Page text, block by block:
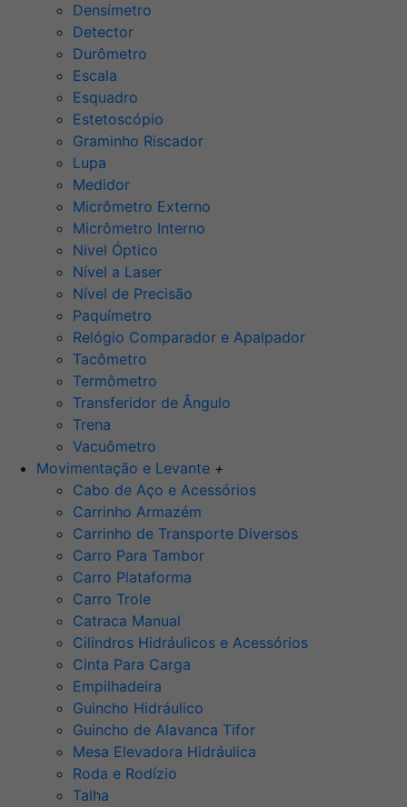
Densímetro
Detector
Durômetro
Escala
Esquadro
Estetoscópio
Graminho Riscador
Lupa
Medidor
Micrômetro Externo
Micrômetro Interno
Nivel Óptico
Nível a Laser
Nível de Precisão
Paquímetro
Relógio Comparador e Apalpador
Tacômetro
Termômetro
Transferidor de Ângulo
Trena
Vacuômetro
Movimentação e Levante +
Cabo de Aço e Acessórios
Carrinho Armazém
Carrinho de Transporte Diversos
Carro Para Tambor
Carro Plataforma
Carro Trole
Catraca Manual
Cilindros Hidráulicos e Acessórios
Cinta Para Carga
Empilhadeira
Guincho Hidráulico
Guincho de Alavanca Tifor
Mesa Elevadora Hidráulica
Roda e Rodízio
Talha